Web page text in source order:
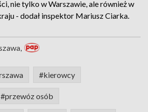
nie tylko w Warszawie, ale również w
- dodał inspektor Mariusz Ciarka.
#kierowcy
#przewóz osób